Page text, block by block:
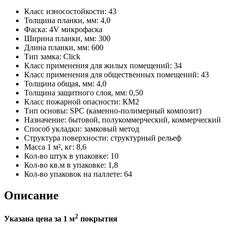
Класс износостойкости: 43
Толщина планки, мм: 4,0
Фаска: 4V микрофаска
Ширина планки, мм: 300
Длина планки, мм: 600
Тип замка: Click
Класс применения для жилых помещений: 34
Класс применения для общественных помещений: 43
Толщина общая, мм: 4,0
Толщина защитного слоя, мм: 0,50
Класс пожарной опасности: КМ2
Тип основы: SPC (каменно-полимерный композит)
Назначение: бытовой, полукоммерческий, коммерческий
Способ укладки: замковый метод
Структура поверхности: структурный рельеф
Масса 1 м², кг: 8,6
Кол-во штук в упаковке: 10
Кол-во кв.м в упаковке: 1,8
Кол-во упаковок на паллете: 64
Описание
Указана цена за 1 м2 покрытия